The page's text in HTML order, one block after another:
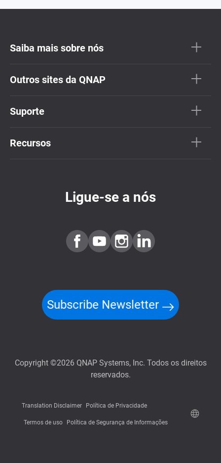
Saiba mais sobre nós
Outros sites da QNAP
Suporte
Recursos
Ligue-se a nós
Subscribe Newsletter
Copyright ©2026 QNAP Systems, Inc. Todos os direitos
reservados.
Translation Disclaimer Política de Privacidade
Termos de uso Política de Segurança de Informações